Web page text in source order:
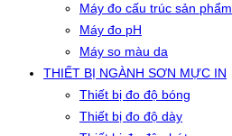
Máy đo cấu trúc sản phẩm
Máy đo pH
Máy so màu da
THIẾT BỊ NGÀNH SƠN MỰC IN
Thiết bị đo độ bóng
Thiết bị đo độ dày